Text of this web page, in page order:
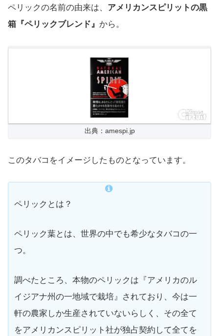
ペリックの名前の由来は、 アメリカンスピリットの黒
箱『ペリックブレンド』 から。
出典：amespi.jp
このタバコをイメージしたものとなっています。
ペリックとは？
ペリック葉とは、世界の中でも希少なタバコの一
つ。
調べたところ、本物のペリックは『アメリカのル
イジアナ州の一地域で栽培』されており、今は一
軒の農家しか生産されていないらしく、その全て
をアメリカンスピリット社が独占契約して全てを